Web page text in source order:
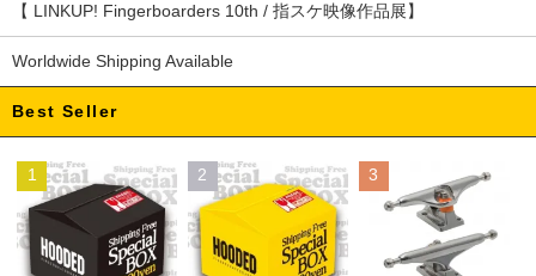
【 LINKUP! Fingerboarders 10th / 指スケ映像作品展】
Worldwide Shipping Available
Best Seller
1 2 3